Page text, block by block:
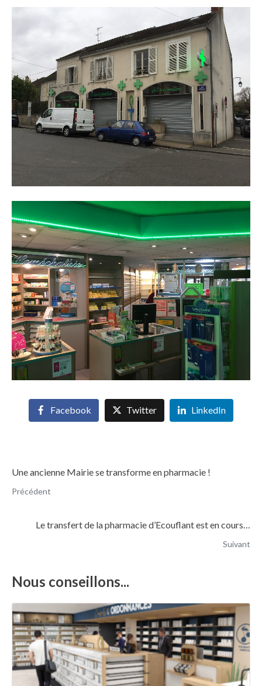
Facebook Twitter LinkedIn
Une ancienne Mairie se transforme en pharmacie !
Précédent
Le transfert de la pharmacie d’Ecouflant est en cours…
Suivant
Nous conseillons...